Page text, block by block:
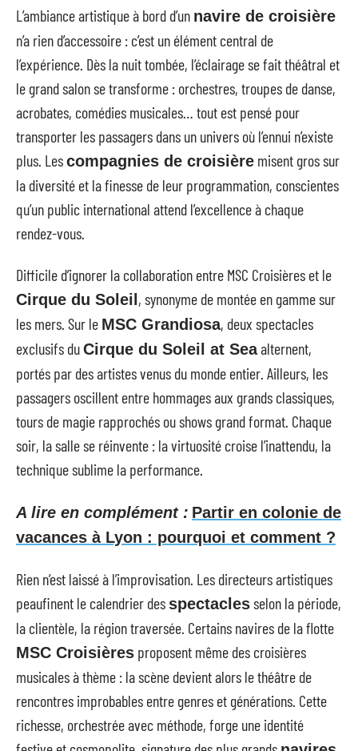
L’ambiance artistique à bord d’un navire de croisière
n’a rien d’accessoire : c’est un élément central de
l’expérience. Dès la nuit tombée, l’éclairage se fait théâtral et
le grand salon se transforme : orchestres, troupes de danse,
acrobates, comédies musicales… tout est pensé pour
transporter les passagers dans un univers où l’ennui n’existe
plus. Lescompagnies de croisière misent gros sur
la diversité et la finesse de leur programmation, conscientes
qu’un public international attend l’excellence à chaque
rendez-vous.
Difficile d’ignorer la collaboration entre MSC Croisières et le
Cirque du Soleil , synonyme de montée en gamme sur
les mers. Sur le MSC Grandiosa, deux spectacles
exclusifs duCirque du Soleil at Seaalternent,
portés par des artistes venus du monde entier. Ailleurs, les
passagers oscillent entre hommages aux grands classiques,
tours de magie rapprochés ou shows grand format. Chaque
soir, la salle se réinvente : la virtuosité croise l’inattendu, la
technique sublime la performance.
A lire en complément : Partir en colonie de
vacances à Lyon : pourquoi et comment ?
Rien n’est laissé à l’improvisation. Les directeurs artistiques
peaufinent le calendrier des spectaclesselon la période,
la clientèle, la région traversée. Certains navires de la flotte
MSC Croisières proposent même des croisières
musicales à thème : la scène devient alors le théâtre de
rencontres improbables entre genres et générations. Cette
richesse, orchestrée avec méthode, forge une identité